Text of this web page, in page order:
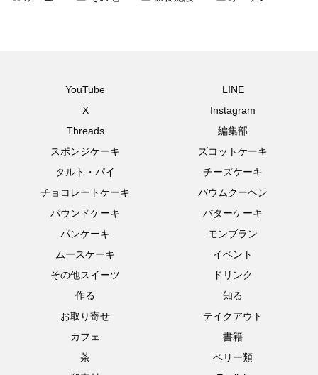
YouTube
LINE
X
Instagram
Threads
編集部
スポンジケーキ
ズコットケーキ
タルト・パイ
チーズケーキ
チョコレートケーキ
バウムクーヘン
パウンドケーキ
バターケーキ
パンケーキ
モンブラン
ムースケーキ
イベント
その他スイーツ
ドリンク
作る
知る
お取り寄せ
テイクアウト
カフェ
書籍
茶
ベリー類